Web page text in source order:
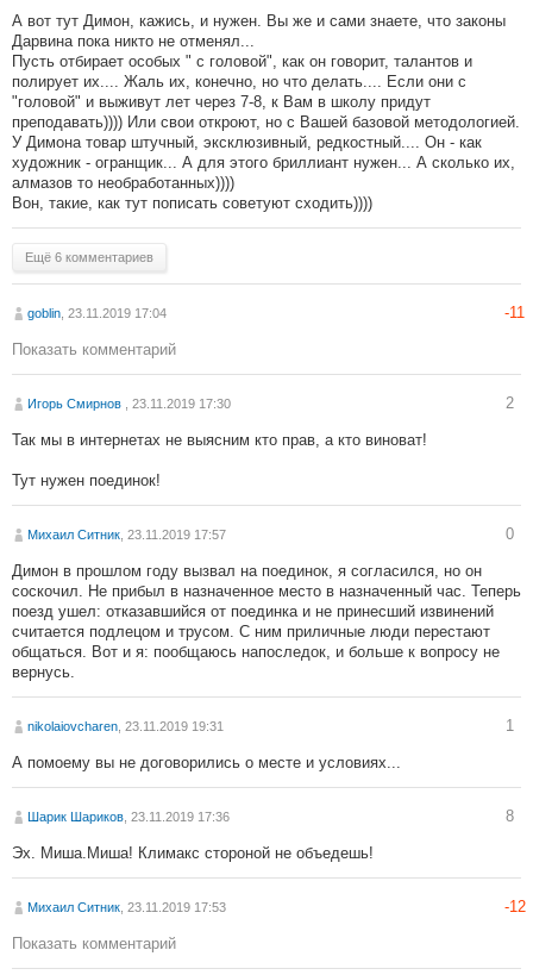
А вот тут Димон, кажись, и нужен. Вы же и сами знаете, что законы
Дарвина пока никто не отменял...
Пусть отбирает особых " с головой", как он говорит, талантов и
полирует их.... Жаль их, конечно, но что делать.... Если они с
"головой" и выживут лет через 7-8, к Вам в школу придут
преподавать)))) Или свои откроют, но с Вашей базовой методологией.
У Димона товар штучный, эксклюзивный, редкостный.... Он - как
художник - огранщик... А для этого бриллиант нужен... А сколько их,
алмазов то необработанных))))
Вон, такие, как тут пописать советуют сходить))))
Ещё 6 комментариев
goblin , 23.11.2019 17:04 -11
Показать комментарий
Игорь Смирнов , 23.11.2019 17:30 2
Так мы в интернетах не выясним кто прав, а кто виноват!
Тут нужен поединок!
Михаил Ситник , 23.11.2019 17:57 0
Димон в прошлом году вызвал на поединок, я согласился, но он
соскочил. Не прибыл в назначенное место в назначенный час. Теперь
поезд ушел: отказавшийся от поединка и не принесший извинений
считается подлецом и трусом. С ним приличные люди перестают
общаться. Вот и я: пообщаюсь напоследок, и больше к вопросу не
вернусь.
nikolaiovcharen , 23.11.2019 19:31 1
А помоему вы не договорились о месте и условиях...
Шарик Шариков , 23.11.2019 17:36 8
Эх. Миша.Миша! Климакс стороной не объедешь!
Михаил Ситник , 23.11.2019 17:53 -12
Показать комментарий